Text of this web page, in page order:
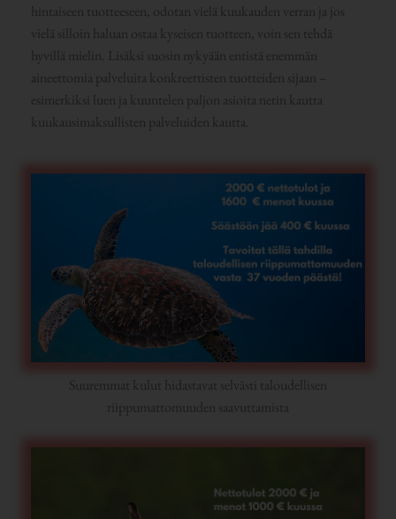
hintaiseen tuotteeseen, odotan vielä kuukauden verran ja jos
vielä silloin haluan ostaa kyseisen tuotteen, voin sen tehdä
hyvillä mielin. Lisäksi suosin nykyään entistä enemmän
aineettomia palveluita konkreettisten tuotteiden sijaan –
esimerkiksi luen ja kuuntelen paljon asioita netin kautta
kuukausimaksullisten palveluiden kautta.
Suuremmat kulut hidastavat selvästi taloudellisen
riippumattomuuden saavuttamista